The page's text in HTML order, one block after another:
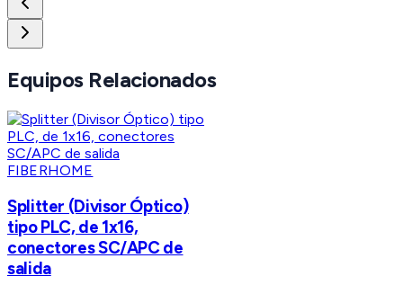
Equipos Relacionados
FIBERHOME
Splitter (Divisor Óptico)
tipo PLC, de 1x16,
conectores SC/APC de
salida